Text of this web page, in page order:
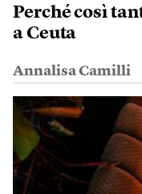
Perché così
a Ceuta
Annalisa Camilli